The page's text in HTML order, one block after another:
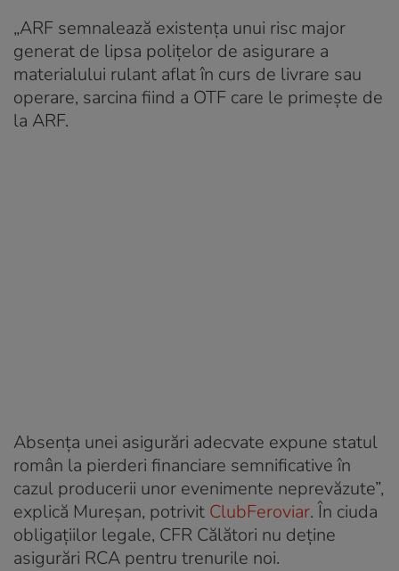
„ARF semnalează existenţa unui risc major
generat de lipsa poliţelor de asigurare a
materialului rulant aflat în curs de livrare sau
operare, sarcina fiind a OTF care le primeşte de
la ARF.
Absenţa unei asigurări adecvate expune statul
român la pierderi financiare semnificative în
cazul producerii unor evenimente neprevăzute”,
explică Mureşan, potrivit ClubFeroviar. În ciuda
obligaţiilor legale, CFR Călători nu deţine
asigurări RCA pentru trenurile noi.